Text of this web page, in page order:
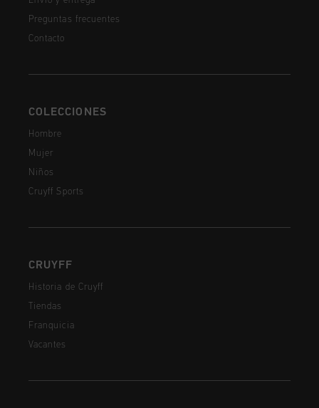
Preguntas frecuentes
Contacto
COLECCIONES
Hombre
Mujer
Niños
Cruyff Sports
CRUYFF
Historia de Cruyff
Tiendas
Franquicia
Vacantes